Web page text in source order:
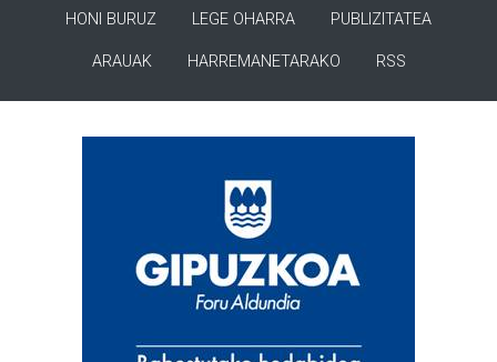
HONI BURUZ LEGE OHARRA PUBLIZITATEA
ARAUAK HARREMANETARAKO RSS